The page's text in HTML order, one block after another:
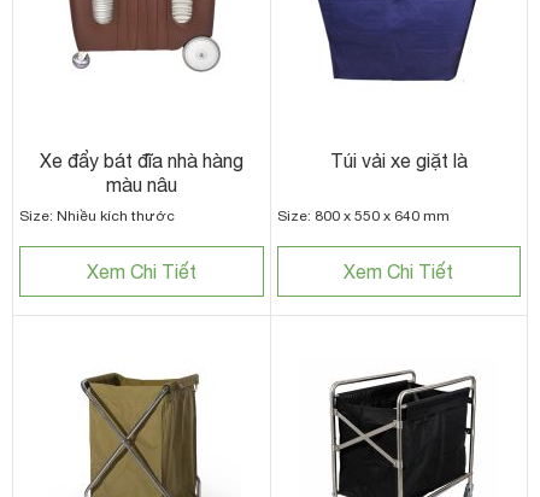
Xe đẩy bát đĩa nhà hàng
màu nâu
Size: Nhiều kích thước
Xem Chi Tiết
Túi vải xe giặt là
Size: 800 x 550 x 640 mm
Xem Chi Tiết